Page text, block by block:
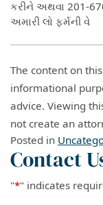
કરીને અથવા 201-
અમારી લો ફર્મની વે
The content on
informational
advice. Viewing
not create an
Posted in
Contact
"*" indicates